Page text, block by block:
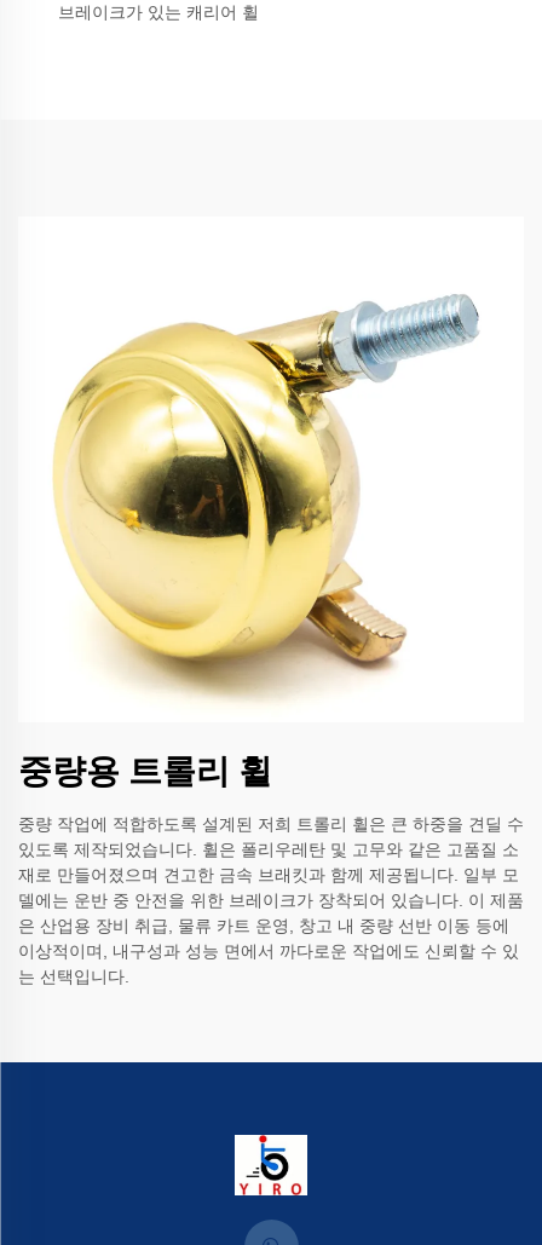
브레이크가 있는 캐리어 휠
중량용 트롤리 휠
중량 작업에 적합하도록 설계된 저희 트롤리 휠은 큰 하중을 견딜 수
있도록 제작되었습니다. 휠은 폴리우레탄 및 고무와 같은 고품질 소
재로 만들어졌으며 견고한 금속 브래킷과 함께 제공됩니다. 일부 모
델에는 운반 중 안전을 위한 브레이크가 장착되어 있습니다. 이 제품
은 산업용 장비 취급, 물류 카트 운영, 창고 내 중량 선반 이동 등에
이상적이며, 내구성과 성능 면에서 까다로운 작업에도 신뢰할 수 있
는 선택입니다.